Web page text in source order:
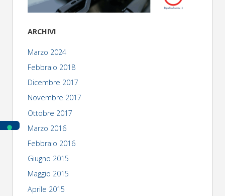
ARCHIVI
Marzo 2024
Febbraio 2018
Dicembre 2017
Novembre 2017
Ottobre 2017
Marzo 2016
Febbraio 2016
Giugno 2015
Maggio 2015
Aprile 2015